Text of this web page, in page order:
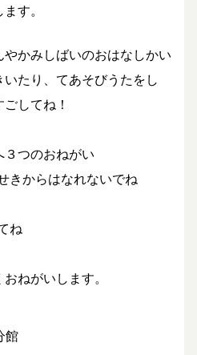
す。
かみしばいのおはなしかい
たり、てあそびうたをし
してね！
つのおねがい
からはなれないでね
ね
ねがいします。
館